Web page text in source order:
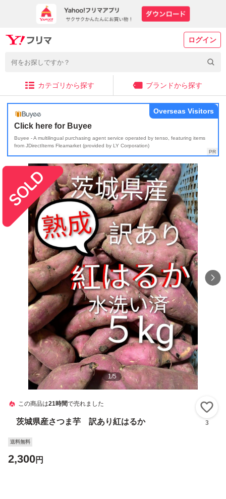
ログイン
カテゴリから探す ブランドから探す
Click here for Buyee
Buyee - A multilingual purchasing agent service operated by tenso, featuring items
from JDirectItems Fleamarket (provided by LY Corporation)
Overseas Visitors
1/5
この商品は21時間で売れました
茨城県産さつま芋 訳あり紅はるか 3
送料無料
2,300円